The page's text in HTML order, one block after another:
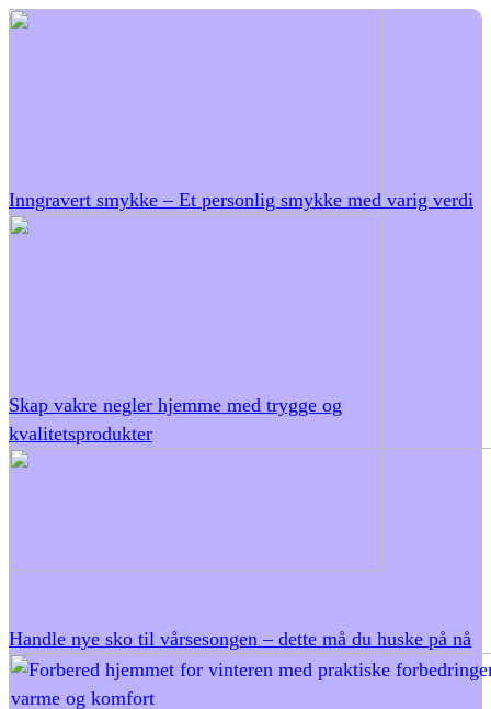
Inngravert smykke – Et personlig smykke med varig verdi
Skap vakre negler hjemme med trygge og
kvalitetsprodukter
Handle nye sko til vårsesongen – dette må du huske på nå